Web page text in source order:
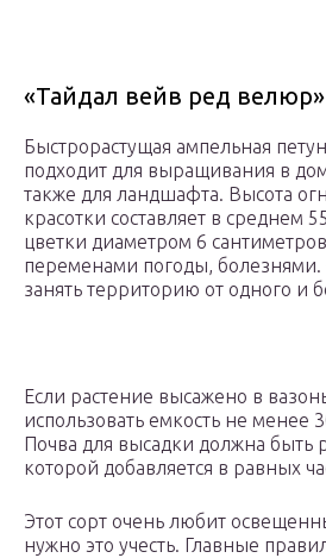
«Тайдал вейв ред велюр»
Быстрорастущая ампельная
подходит для выращивания в
также для ландшафта. Высота
красотки составляет в среднем
цветки диаметром 6
переменами погоды,
занять территорию от одного и
Если растение высажено в
использовать емкость не менее
Почва для высадки должна быть
которой добавляется в равных
Этот сорт очень любит
нужно это учесть. Главные